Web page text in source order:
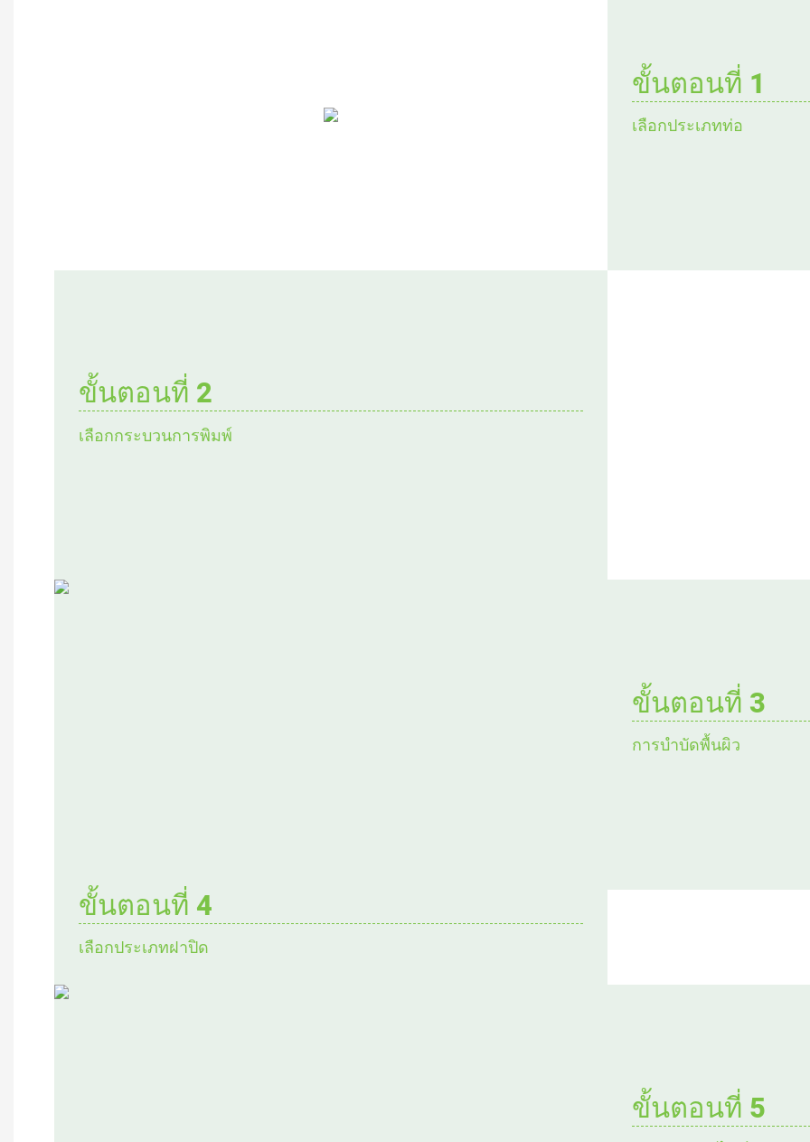
ขั้นตอนที่ 1
เลือกประเภทท่อ
ขั้นตอนที่ 2
เลือกกระบวนการพิมพ์
ขั้นตอนที่ 3
การบำบัดพื้นผิว
ขั้นตอนที่ 4
เลือกประเภทฝาปิด
ขั้นตอนที่ 5